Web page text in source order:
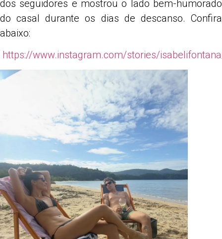
dos seguidores e mostrou o lado bem-humorado
do casal durante os dias de descanso. Confira
abaixo:
https://www.instagram.com/stories/